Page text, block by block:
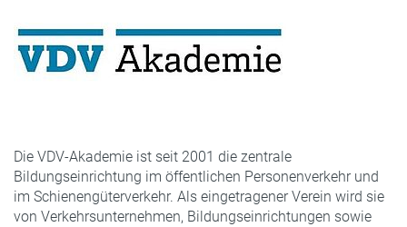
Die VDV-Akademie ist seit 2001 die zentrale
Bildungseinrichtung im öffentlichen Personenverkehr und
im Schienengüterverkehr. Als eingetragener Verein wird sie
von Verkehrsunternehmen, Bildungseinrichtungen sowie